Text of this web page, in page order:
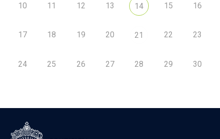
10 11 12 13 14 15 16
17 18 19 20 21 22 23
24 25 26 27 28 29 30